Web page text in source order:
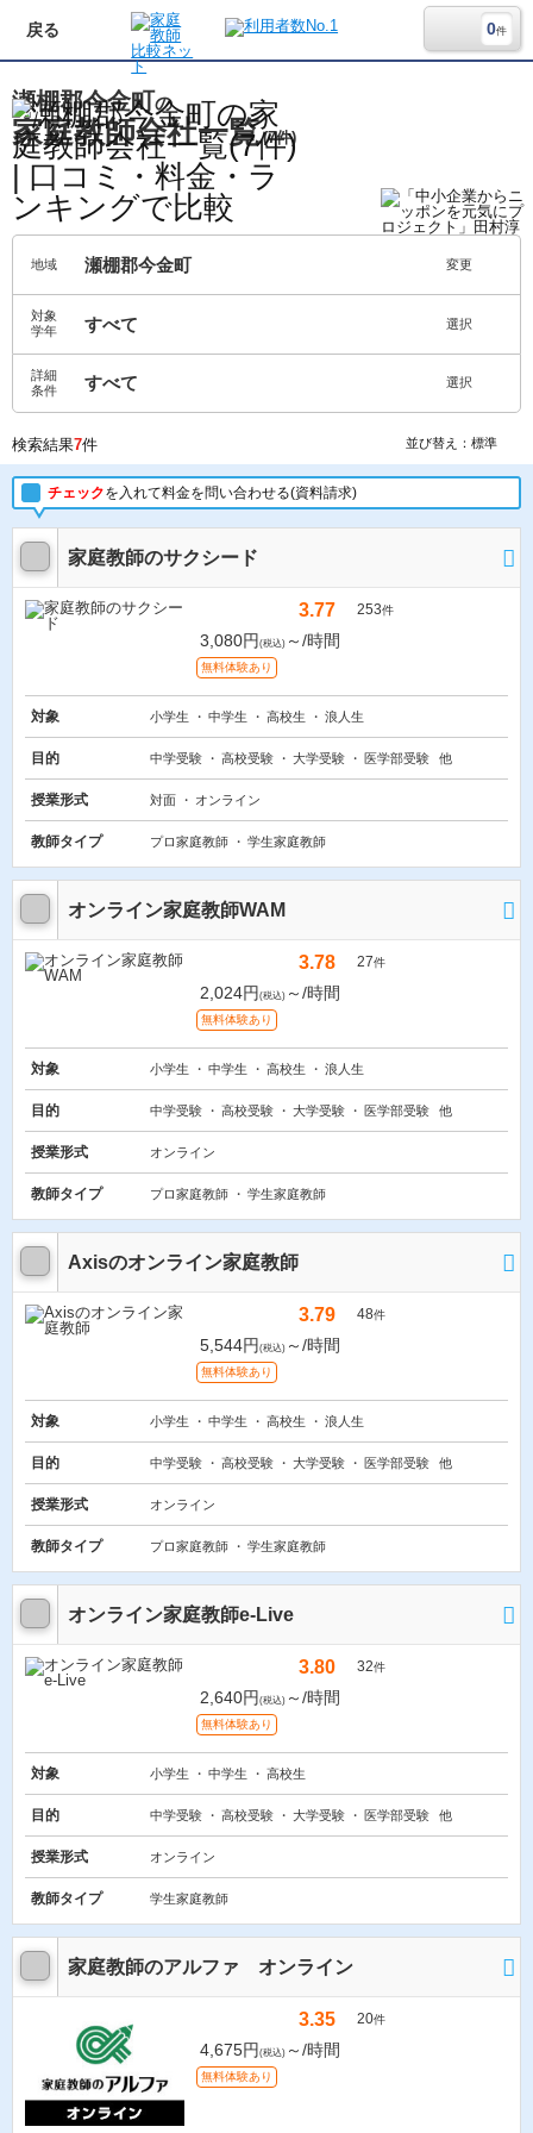
戻る 0件
瀬棚郡今金町の
家庭教師会社一覧 (7件)
地域 瀬棚郡今金町 変更
対象
学年
すべて 選択
詳細
条件
すべて 選択
検索結果7件 並び替え：標準
チェックを入れて料金を問い合わせる(資料請求)
家庭教師のサクシード
3.77 253件
3,080円 (税込) ～/時間
無料体験あり
対象 小学生 中学生 高校生 浪人生
目的 中学受験 高校受験 大学受験 医学部受験 他
授業形式 対面 オンライン
教師タイプ プロ家庭教師 学生家庭教師
オンライン家庭教師WAM
3.78 27件
2,024円 (税込) ～/時間
無料体験あり
対象 小学生 中学生 高校生 浪人生
目的 中学受験 高校受験 大学受験 医学部受験 他
授業形式 オンライン
教師タイプ プロ家庭教師 学生家庭教師
Axisのオンライン家庭教師
3.79 48件
5,544円 (税込) ～/時間
無料体験あり
対象 小学生 中学生 高校生 浪人生
目的 中学受験 高校受験 大学受験 医学部受験 他
授業形式 オンライン
教師タイプ プロ家庭教師 学生家庭教師
オンライン家庭教師e-Live
3.80 32件
2,640円 (税込) ～/時間
無料体験あり
対象 小学生 中学生 高校生
目的 中学受験 高校受験 大学受験 医学部受験 他
授業形式 オンライン
教師タイプ 学生家庭教師
家庭教師のアルファ オンライン
3.35 20件
4,675円 (税込) ～/時間
無料体験あり